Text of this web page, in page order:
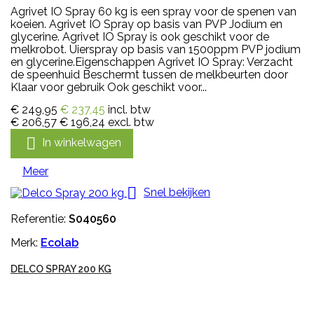
Agrivet IO Spray 60 kg is een spray voor de spenen van
koeien. Agrivet IO Spray op basis van PVP Jodium en
glycerine. Agrivet IO Spray is ook geschikt voor de
melkrobot. Uierspray op basis van 1500ppm PVP jodium
en glycerine.Eigenschappen Agrivet IO Spray: Verzacht
de speenhuid Beschermt tussen de melkbeurten door
Klaar voor gebruik Ook geschikt voor...
€ 249,95 € 237,45 incl. btw
€ 206,57 € 196,24 excl. btw
 In winkelwagen
Meer
 Snel bekijken
Referentie: S040560
Merk: Ecolab
DELCO SPRAY 200 KG